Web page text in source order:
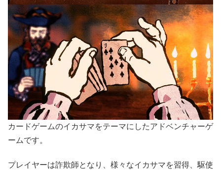
カードゲームのイカサマをテーマにしたアドベンチャーゲ
ームです。
プレイヤーは詐欺師となり、様々なイカサマを習得、駆使